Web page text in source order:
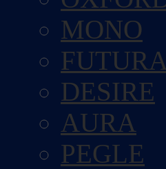
MONO
FUTURA
DESIRE
AURA
PEGLE